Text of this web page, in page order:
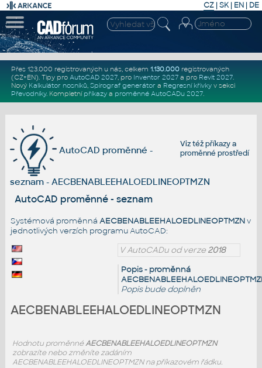
CZ | SK| EN | DE
Přes 123.000 registrovaných u nás, celkem 1.130.000registrovaných
(CZ+EN). Tipy pro AutoCAD 2027, pro Inventor 2027a pro Revit 2027.
Nový Kalkulátor nosníků, Spirograf generátor a Regresní křivkyv sekci
Převodníky. Kompletní příkazya proměnné AutoCADu 2027.
Viz téžpříkazya
proměnné prostředí
AutoCAD proměnné -
seznam - AECBENABLEEHALOEDLINEOPTMZN
AutoCAD proměnné - seznam
Systémová proměnná AECBENABLEEHALOEDLINEOPTMZNv
jednotlivých verzích programu AutoCAD:
V AutoCADu od verze2018
Popis - proměnná
Popis bude doplněn
AECBENABLEEHALOEDLINEOPTMZN
Hodnotu proměnnéAECBENABLEEHALOEDLINEOPTMZN
zobrazíte nebo změníte zadáním
AECBENABLEEHALOEDLINEOPTMZN na příkazovém řádku.